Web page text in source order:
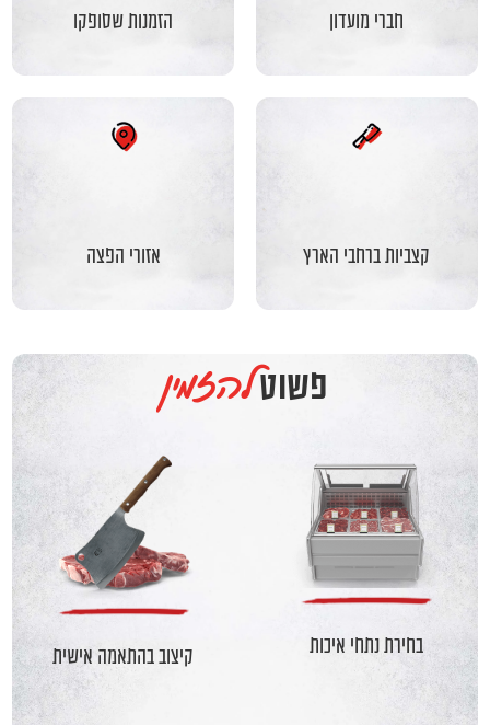
חברי מועדון הזמנות שסופקו
קצביות ברחבי הארץ אזורי הפצה
פשוטלהזמין
בחירת נתחי איכות קיצוב בהתאמה אישית